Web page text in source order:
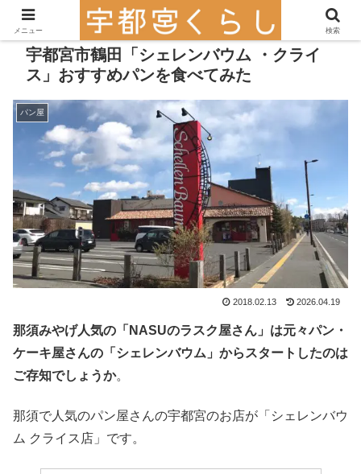
宇都宮市鶴田「シェレンバウム ・クライ
ス」おすすめパンを食べてみた
パン屋
2018.02.13 2026.04.19
那須みやげ人気の「NASUのラスク屋さん」は元々パン・
ケーキ屋さんの「シェレンバウム」からスタートしたのは
ご存知でしょうか。
那須で人気のパン屋さんの宇都宮のお店が「シェレンバウ
ム クライス店」です。
メニュー 検索